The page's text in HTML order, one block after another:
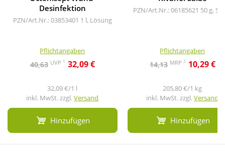
Desinfektion
PZN/Art.Nr.: 03853401 1 l, Lösung
Pflichtangaben
40,63 UVP 1 32,09 €
32,09 €/1 l
inkl. MwSt. zzgl.Versand
Hinzufügen
PZN/Art.Nr.: 06185621 50 g,
Pflichtangaben
14,13 MRP 2 10,29 €
205,80 €/1 kg
inkl. MwSt. zzgl.Versand
Hinzufügen